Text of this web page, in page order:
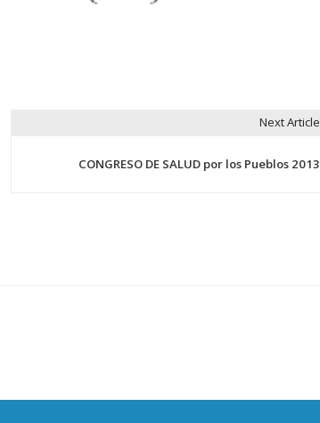
Next Article
CONGRESO DE SALUD por los Pueblos 2013